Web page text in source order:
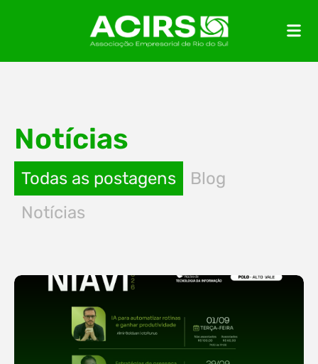
Notícias
Todas as postagens
Blog
Notícias